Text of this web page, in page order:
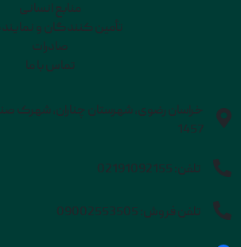
منابع انسانی
تأمین کنندگان و
صادرات
تماس با ما
خراسان رضوی، شهرستان چناران، شهرک
1457
تلفن:02191092155
تلفن فروش:09002553505